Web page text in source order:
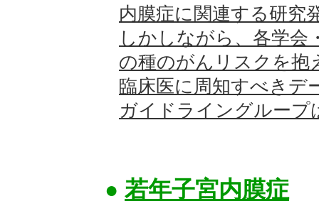
内膜症に関連する研究
しかしながら、各学会
の種のがんリスクを抱
臨床医に周知すべきデ
ガイドライングループ
● 若年子宮内膜症